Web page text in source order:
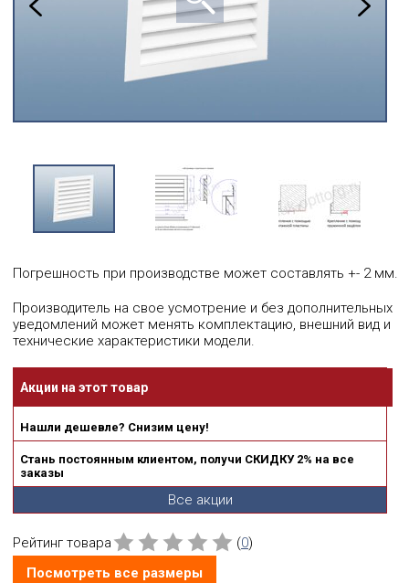
Погрешность при производстве может составлять +- 2 мм.
Производитель на свое усмотрение и без дополнительных
уведомлений может менять комплектацию, внешний вид и
технические характеристики модели.
Акции на этот товар
Нашли дешевле? Снизим цену!
Стань постоянным клиентом, получи СКИДКУ 2% на все
заказы
Все акции
Рейтинг товара (0)
Посмотреть все размеры